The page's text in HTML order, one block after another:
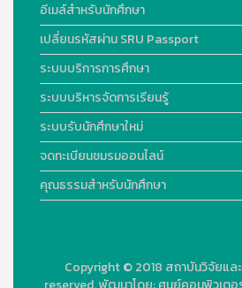
อีเมล์สำหรับนักศึกษา
เปลี่ยนรหัสผ่าน SRU Passport
ระบบบริการการศึกษา
ระบบบริหารจัดการเรียนรู้
ระบบรับนักศึกษาใหม่
จดทะเบียนชมรมออนไลน์
คุณธรรมสำหรับนักศึกษา
Copyright © 2018 สถาบันวิจัยแ